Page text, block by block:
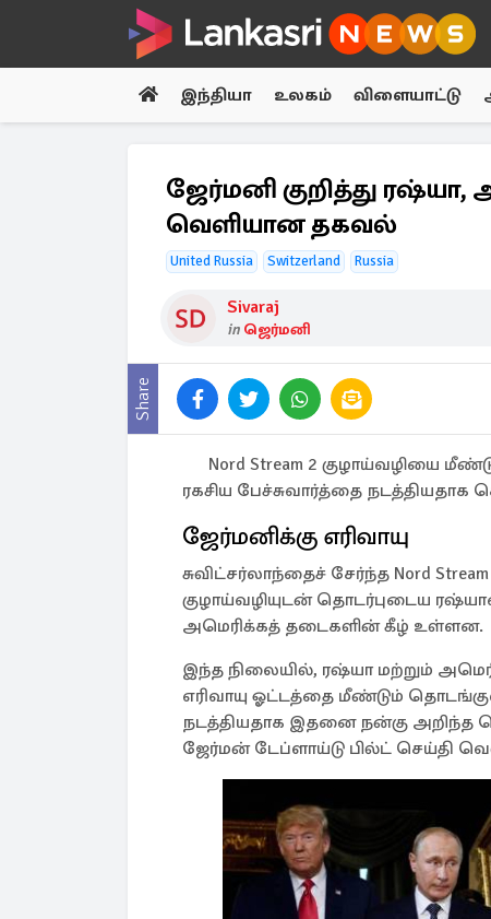
இந்தியா உலகம் விளையாட்டு
ஜேர்மனி குறித்து ரஷ்யா,
வெளியான தகவல்
United Russia Switzerland Russia
Sivaraj
in ஜெர்மனி
Share
Nord Stream 2 குழாய்வழியை
ரகசிய பேச்சுவார்த்தை நடத்தியதாக
ஜேர்மனிக்கு எரிவாயு
சுவிட்சர்லாந்தைச் சேர்ந்த Nord
குழாய்வழியுடன் தொடர்புடைய
அமெரிக்கத் தடைகளின் கீழ் உள்ளன.
இந்த நிலையில், ரஷ்யா மற்றும்
எரிவாயு ஓட்டத்தை மீண்டும்
நடத்தியதாக இதனை நன்கு அறிந்த
ஜேர்மன் டேப்ளாய்டு பில்ட் செய்தி